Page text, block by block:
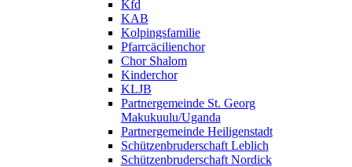
Kfd
KAB
Kolpingsfamilie
Pfarrcäcilienchor
Chor Shalom
Kinderchor
KLJB
Partnergemeinde St. Georg
Makukuulu/Uganda
Partnergemeinde Heiligenstadt
Schützenbruderschaft Leblich
Schützenbruderschaft Nordick